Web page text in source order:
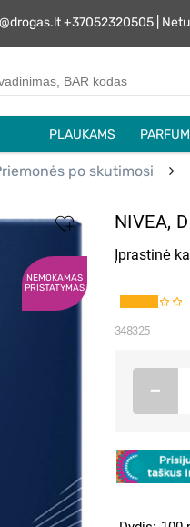
+37052320505 |
PLAUKAMS
po skutimosi
NEMOKAMAS
PRISTATYMAS
NIVEA,
Įprastinė
348325
–